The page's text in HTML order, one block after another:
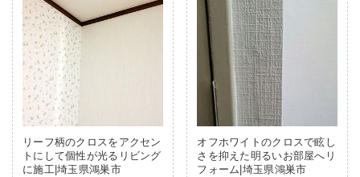
リーフ柄のクロスをアクセン
トにして個性が光るリビング
に施工|埼玉県鴻巣市
オフホワイトのクロスで眩し
さを抑えた明るいお部屋へリ
フォーム|埼玉県鴻巣市